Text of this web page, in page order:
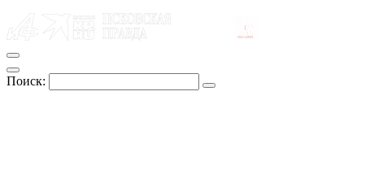
Поиск: